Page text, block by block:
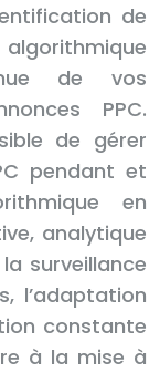
de
de vos
PPC.
de gérer
pendant et
en
analytique
surveillance
l’adaptation
constante
à la mise à